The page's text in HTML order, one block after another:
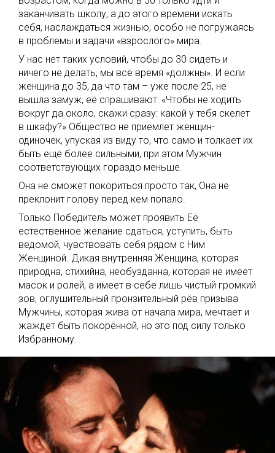
заканчивать школу, а до этого времени искать
себя, наслаждаться жизнью, особо не погружаясь
в проблемы и задачи «взрослого» мира.
У нас нет таких условий, чтобы до 30 сидеть и
ничего не делать, мы всё время «должны». И если
женщина до 35, да что там – уже после 25, не
вышла замуж, её спрашивают: «Чтобы не ходить
вокруг да около, скажи сразу: какой у тебя скелет
в шкафу?» Общество не приемлет женщин-
одиночек, упуская из виду то, что само и толкает их
быть ещё более сильными, при этом Мужчин
соответствующих гораздо меньше.
Она не сможет покориться просто так, Она не
преклонит голову перед кем попало.
Только Победитель может проявить Её
естественное желание сдаться, уступить, быть
ведомой, чувствовать себя рядом с Ним
Женщиной. Дикая внутренняя Женщина, которая
природна, стихийна, необузданна, которая не имеет
масок и ролей, а имеет в себе лишь чистый громкий
зов, оглушительный пронзительный рёв призыва
Мужчины, которая жива от начала мира, мечтает и
жаждет быть покорённой, но это под силу только
Избранному.